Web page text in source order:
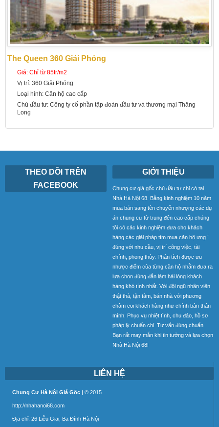
The Queen 360 Giải Phóng
Giá: Chỉ từ 85tr/m2
Vị trí: 360 Giải Phóng
Loại hình: Căn hộ cao cấp
Chủ đầu tư: Công ty cổ phần tập đoàn đầu tư và thương mại Thăng
Long
THEO DÕI TRÊN
FACEBOOK
GIỚI THIỆU
Chung cư giá gốc chủ đầu tư chỉ có tại
Nhà Hà Nội 68. Bằng kinh nghiệm 10 năm
mua bán sang tên chuyển nhượng các dự
án chung cư từ trung đến cao cấp chúng
tôi có các kinh nghiệm đưa cho khách
hàng các giải pháp tìm mua căn hộ ưng í
đúng với nhu cầu, vị trí công việc, tài
chính, phong thủy. Phân tích được ưu
nhược điểm của từng căn hộ nhằm đưa ra
lựa chọn đúng đắn làm hài lòng khách
hàng khó tính nhất. Với đội ngũ nhân viên
thật thà, tận tâm, bán nhà với phương
châm coi khách hàng như chính bản thân
mình. Phục vụ nhiệt tình, chu đáo, hồ sơ
pháp lý chuẩn chỉ. Tư vấn đúng chuẩn.
Bạn rất may mắn khi tin tưởng và lựa chọn
Nhà Hà Nội 68!
LIÊN HỆ
Chung Cư Hà Nội Giá Gốc | © 2015
http://nhahanoi68.com
Địa chỉ: 26 Liễu Giai, Ba Đình Hà Nội